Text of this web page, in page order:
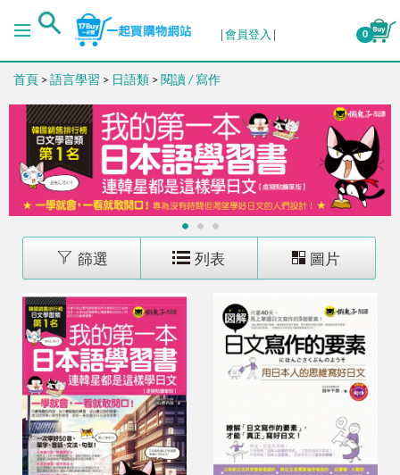
排序
出版日期 (新→舊)
出版日期 (舊→新)
銷售量 (高→低)
銷售量 (低→高)
價格 (高→低)
價格 (低→高)
會員登入 0
首頁 > 語言學習 > 日語類 > 閱讀 / 寫作
1 2 3
篩選 列表 圖片